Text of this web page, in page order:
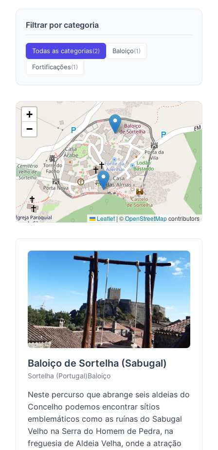
Filtrar por categoria
Todas as categorias(2) Baloiço(1)
Fortificações(1)
+
−
Leaflet | ©OpenStreetMapcontributors
Baloiço de Sortelha (Sabugal)
Sortelha (Portugal)Baloiço
Neste percurso que abrange seis aldeias do
Concelho podemos encontrar sítios
emblemáticos como as ruínas do Sabugal
Velho na Serra do Homem de Pedra, na
freguesia de Aldeia Velha, onde a atração